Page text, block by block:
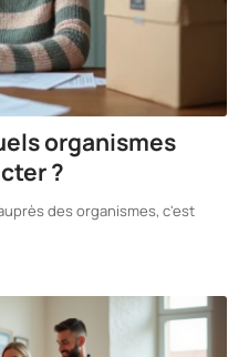
organismes
?
des organismes, c'est